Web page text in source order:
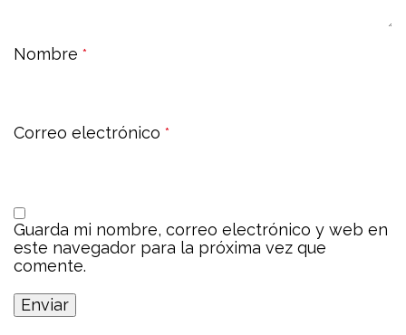
Nombre *
Correo electrónico *
Guarda mi nombre, correo electrónico y web en
este navegador para la próxima vez que
comente.